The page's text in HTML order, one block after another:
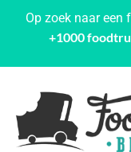
Op zoek naar een
+1000